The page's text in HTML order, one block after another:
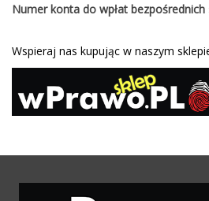
Numer konta do wpłat bezpośrednich
Wspieraj nas kupując w naszym